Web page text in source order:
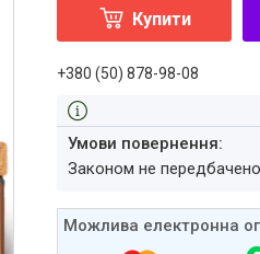
Купити
+380 (50) 878-98-08
Законом не